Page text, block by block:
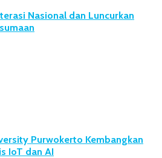
Nasional dan Luncurkan
Purwokerto Kembangkan
IoT dan AI